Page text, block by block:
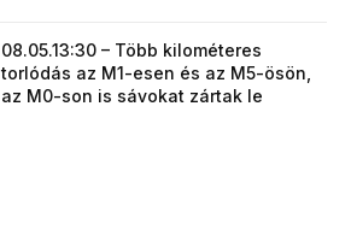
08.05.13:30 – Több kilométeres
torlódás az M1-esen és az M5-ösön,
az M0-son is sávokat zártak le